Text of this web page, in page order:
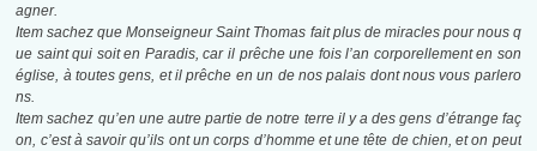
agner.
Item sachez que Monseigneur Saint Thomas fait plus de miracles pour nous q
ue saint qui soit en Paradis, car il prêche une fois l’an corporellement en son
église, à toutes gens, et il prêche en un de nos palais dont nous vous parlero
ns.
Item sachez qu’en une autre partie de notre terre il y a des gens d’étrange faç
on, c’est à savoir qu’ils ont un corps d’homme et une tête de chien, et on peut